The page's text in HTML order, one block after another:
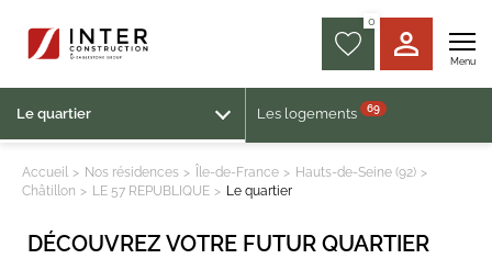
0
Menu
Le quartier Les logements 69
Accueil Nos résidences Île-de-France
Hauts-de-Seine (92)
Châtillon
LE 57 REPUBLIQUE Le quartier
DÉCOUVREZ VOTRE FUTUR QUARTIER